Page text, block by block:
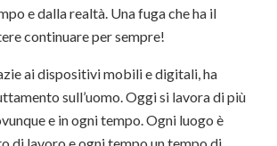
e dalla realtà. Una fuga che ha il
continuare per sempre!
ai dispositivi mobili e digitali, ha
sull’uomo. Oggi si lavora di più
e in ogni tempo. Ogni luogo è